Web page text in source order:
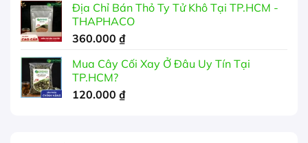
Địa Chỉ Bán Thỏ Ty Tử Khô Tại TP.HCM -
THAPHACO
360.000 ₫
Mua Cây Cối Xay Ở Đâu Uy Tín Tại
TP.HCM?
120.000 ₫